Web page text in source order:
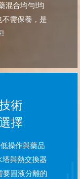
混合均勻!均
需保養，是
!
術
擇
操作與藥品
塔與熱交換器
要固液分離的